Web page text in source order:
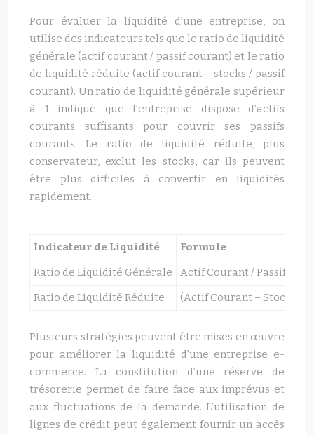
Pour évaluer la liquidité d’une entreprise, on
utilise des indicateurs tels que le ratio de liquidité
générale (actif courant / passif courant) et le ratio
de liquidité réduite (actif courant – stocks / passif
courant). Un ratio de liquidité générale supérieur
à 1 indique que l’entreprise dispose d’actifs
courants suffisants pour couvrir ses passifs
courants. Le ratio de liquidité réduite, plus
conservateur, exclut les stocks, car ils peuvent
être plus difficiles à convertir en liquidités
rapidement.
Indicateur de Liquidité
Formule
Ratio de Liquidité Générale
Actif Courant / Passif
Ratio de Liquidité Réduite
(Actif Courant – Stocks) /
Plusieurs stratégies peuvent être mises en œuvre
pour améliorer la liquidité d’une entreprise e-
commerce. La constitution d’une réserve de
trésorerie permet de faire face aux imprévus et
aux fluctuations de la demande. L’utilisation de
lignes de crédit peut également fournir un accès